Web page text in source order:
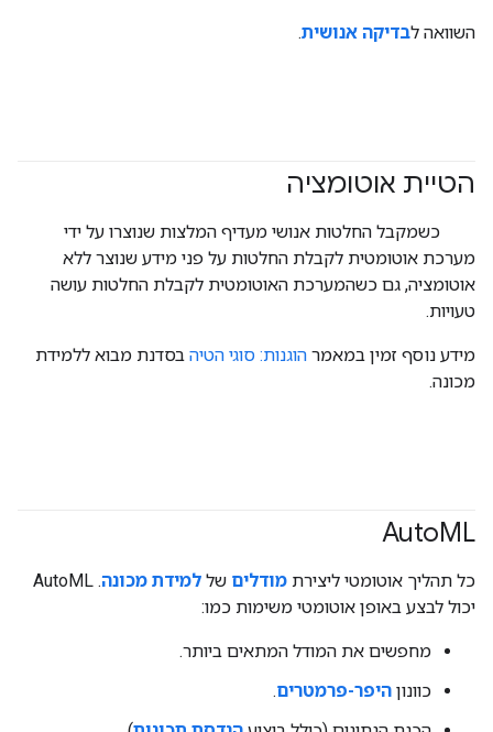
השוואה לבדיקה אנושית.
הטיית אוטומציה
#responsible
כשמקבל החלטות אנושי מעדיף המלצות שנוצרו על ידי
מערכת אוטומטית לקבלת החלטות על פני מידע שנוצר ללא
אוטומציה, גם כשהמערכת האוטומטית לקבלת החלטות עושה
טעויות.
מידע נוסף זמין במאמר הוגנות: סוגי הטיה בסדנת מבוא ללמידת
מכונה.
AutoML
כל תהליך אוטומטי ליצירת מודלים של למידת מכונה . ‫AutoML
יכול לבצע באופן אוטומטי משימות כמו:
מחפשים את המודל המתאים ביותר.
כוונון היפר-פרמטרים.